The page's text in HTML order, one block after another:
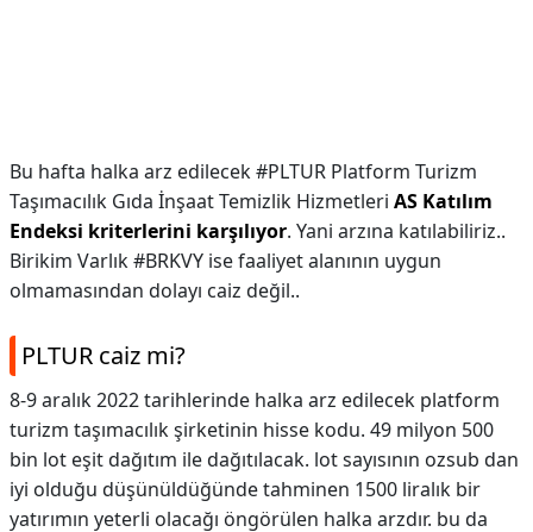
Bu hafta halka arz edilecek #PLTUR Platform Turizm
Taşımacılık Gıda İnşaat Temizlik Hizmetleri AS Katılım
Endeksi kriterlerini karşılıyor. Yani arzına katılabiliriz..
Birikim Varlık #BRKVY ise faaliyet alanının uygun
olmamasından dolayı caiz değil..
PLTUR caiz mi?
8-9 aralık 2022 tarihlerinde halka arz edilecek platform
turizm taşımacılık şirketinin hisse kodu. 49 milyon 500
bin lot eşit dağıtım ile dağıtılacak. lot sayısının ozsub dan
iyi olduğu düşünüldüğünde tahminen 1500 liralık bir
yatırımın yeterli olacağı öngörülen halka arzdır. bu da